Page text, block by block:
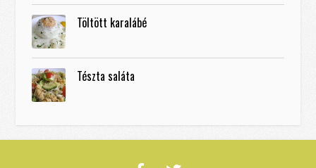
Töltött karalábé
Tészta saláta